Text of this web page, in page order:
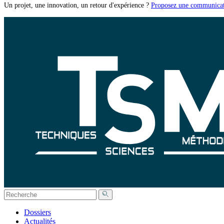
Un projet, une innovation, un retour d'expérience ? Proposez une
Dossiers
Actualités